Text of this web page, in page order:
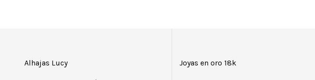
Alhajas Lucy Joyas en oro 18k